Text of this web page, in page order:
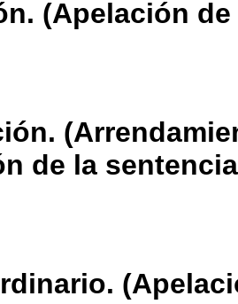
(Apelación
de la